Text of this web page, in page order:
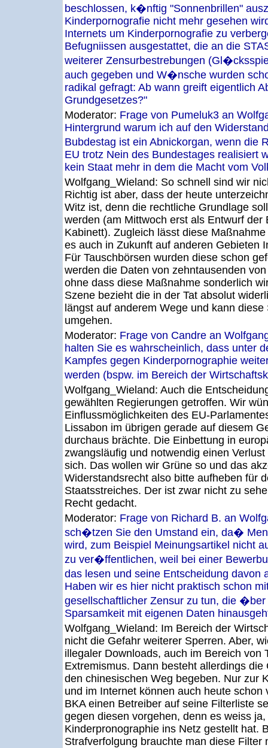
beschlossen, k�nftig "Sonnenbrillen"
Kinderpornografie nicht mehr gesehen
Internets um Kinderpornografie zu
Befugniissen ausgestattet, die an die
weiterer Zensurbestrebungen
auch gegeben und W�nsche wurden
radikal gefragt: Ab wann greift eigentlich
Grundgesetzes?"
Moderator: Frage von Pumeluk3 an
Hintergrund warum ich auf den
Bubdestag ist ein Abnickorgan, wenn die
EU trotz Nein des Bundestages realisiert
kein Staat mehr in dem die Macht vom
Wolfgang_Wieland: So schnell sind wir
Richtig ist aber, dass der heute
Witz ist, denn die rechtliche Grundlage
werden (am Mittwoch erst als Entwurf der
Kabinett). Zugleich lässt diese
es auch in Zukunft auf anderen Gebieten
Für Tauschbörsen wurden diese schon
werden die Daten von zehntausenden
ohne dass diese Maßnahme sonderlich
Szene bezieht die in der Tat absolut
längst auf anderem Wege und kann
umgehen.
Moderator: Frage von Candre an
halten Sie es wahrscheinlich, dass unter
Kampfes gegen Kinderpornographie
werden (bspw. im Bereich der
Wolfgang_Wieland: Auch die
gewählten Regierungen getroffen. Wir
Einflussmöglichkeiten des EU-
Lissabon im übrigen gerade auf diesem
durchaus brächte. Die Einbettung in
zwangsläufig und notwendig einen
sich. Das wollen wir Grüne so und das
Widerstandsrecht also bitte aufheben für
Staatsstreiches. Der ist zwar nicht zu
Recht gedacht.
Moderator: Frage von Richard B. an
sch�tzen Sie den Umstand ein, da�
wird, zum Beispiel Meinungsartikel nicht
zu ver�ffentlichen, weil bei einer
das lesen und seine Entscheidung
Haben wir es hier nicht praktisch schon
gesellschaftlicher Zensur zu tun, die
Sparsamkeit mit eigenen Daten
Wolfgang_Wieland: Im Bereich der
nicht die Gefahr weiterer Sperren. Aber,
illegaler Downloads, auch im Bereich von
Extremismus. Dann besteht allerdings die
den chinesischen Weg begeben. Nur zur
und im Internet können auch heute
BKA einen Betreiber auf seine Filterliste
gegen diesen vorgehen, denn es weiss
Kinderpronographie ins Netz gestellt hat.
Strafverfolgung brauchte man diese Filter